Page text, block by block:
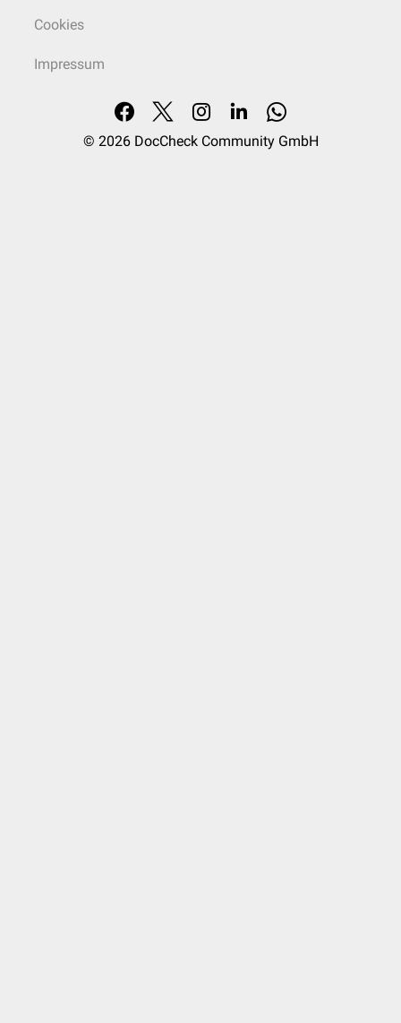
Cookies
Impressum
© 2026 DocCheck Community GmbH